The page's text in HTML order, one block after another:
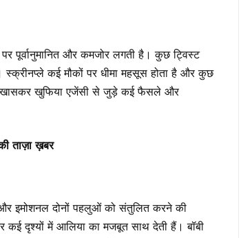
पूर्वानुमानित और कमजोर लगती है। कुछ ट्विस्ट
कई मौकों पर धीमा महसूस होता है और कुछ
खुफिया एजेंसी से जुड़े कई फैसले और
ताज़ा ख़बर
इमोशनल दोनों पहलुओं को संतुलित करने की
दृश्यों में आलिया का मजबूत साथ देती हैं। बॉबी